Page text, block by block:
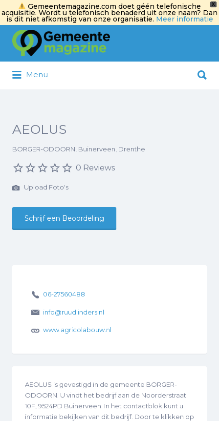
X
Gemeentemagazine.com doet géén telefonische
acquisitie. Wordt u telefonisch benaderd uit onze naam? Dan
is dit niet afkomstig van onze organisatie. Meer informatie
Zoek
naar:
Menu
naar:
AEOLUS
BORGER-ODOORN, Buinerveen, Drenthe
0 Reviews
Upload Foto's
Schrijf een Beoordeling
06-27560488
info@ruudlinders.nl
www.agricolabouw.nl
AEOLUS is gevestigd in de gemeente BORGER-
ODOORN. U vindt het bedrijf aan de Noorderstraat
10F, 9524PD Buinerveen. In het contactblok kunt u
informatie bekijken van dit bedrijf. Door te klikken op